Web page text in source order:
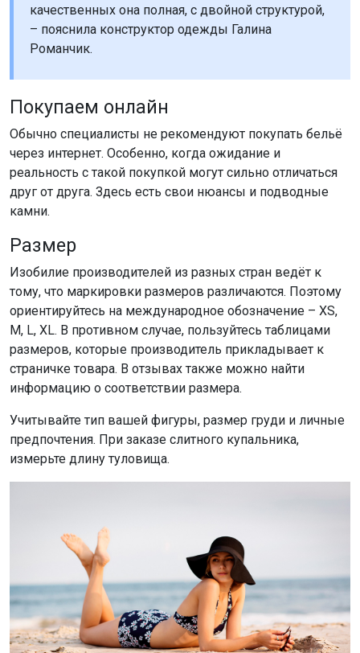
качественных она полная, с двойной структурой,
– пояснила конструктор одежды Галина
Романчик.
Покупаем онлайн
Обычно специалисты не рекомендуют покупать бельё
через интернет. Особенно, когда ожидание и
реальность с такой покупкой могут сильно отличаться
друг от друга. Здесь есть свои нюансы и подводные
камни.
Размер
Изобилие производителей из разных стран ведёт к
тому, что маркировки размеров различаются. Поэтому
ориентируйтесь на международное обозначение – ХS,
M, L, XL. В противном случае, пользуйтесь таблицами
размеров, которые производитель прикладывает к
страничке товара. В отзывах также можно найти
информацию о соответствии размера.
Учитывайте тип вашей фигуры, размер груди и личные
предпочтения. При заказе слитного купальника,
измерьте длину туловища.